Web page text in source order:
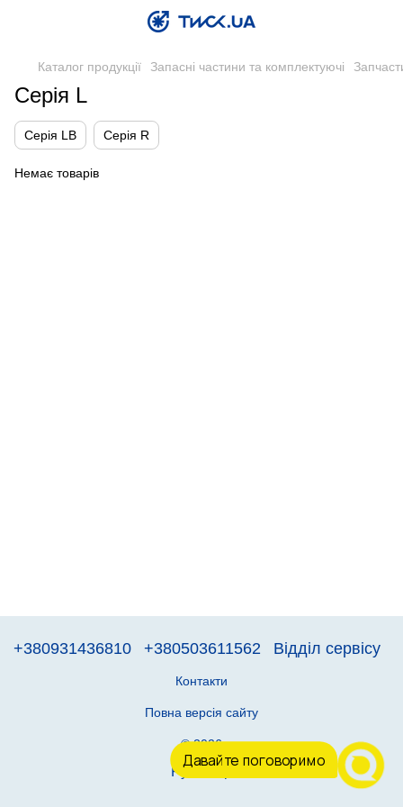
Каталог продукції Запасні частини та комплектуючі
Серія L
Серія LB Серія R
Немає товарів
+380931436810 +380503611562 Відділ сервісу
Контакти
Повна версія сайту
© 2026
Рус
Давайте поговоримо